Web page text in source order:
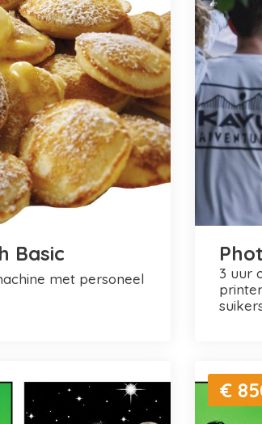
Basic
met personeel
3 uur onbeperkt foto's maken en
€